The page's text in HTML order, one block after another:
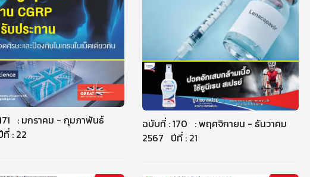
: มกราคม - กุมภาพันธ์
: 22
ฉบับที่ : 170 : พฤศจิกายน - ธันวาคม
2567 ปีที่ : 21